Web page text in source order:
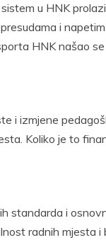
u HNK
i
HNK našao
i izmjene
Koliko je to
standarda i
radnih mjesta